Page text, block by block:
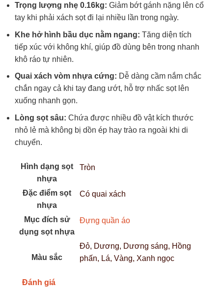
Trọng lượng nhẹ 0.16kg: Giảm bớt gánh nặng lên cổ
tay khi phải xách sọt đi lại nhiều lần trong ngày.
Khe hở hình bầu dục nằm ngang: Tăng diện tích
tiếp xúc với không khí, giúp đồ dùng bên trong nhanh
khô ráo tự nhiên.
Quai xách vòm nhựa cứng: Dễ dàng cầm nắm chắc
chắn ngay cả khi tay đang ướt, hỗ trợ nhấc sọt lên
xuống nhanh gọn.
Lòng sọt sâu: Chứa được nhiều đồ vật kích thước
nhỏ lẻ mà không bị dồn ép hay trào ra ngoài khi di
chuyển.
Hình dạng sọt
nhựa
Tròn
Đặc điểm sọt
nhựa
Có quai xách
Mục đích sử
dụng sọt nhựa
Đựng quần áo
Màu sắc
Đỏ, Dương, Dương sáng, Hồng
phấn, Lá, Vàng, Xanh ngọc
Đánh giá